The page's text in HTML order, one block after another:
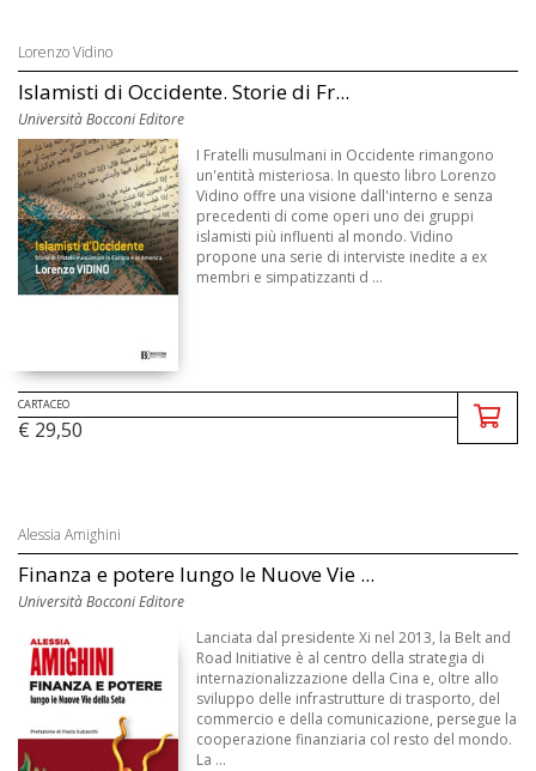
Lorenzo Vidino
Islamisti di Occidente. Storie di Fr...
Università Bocconi Editore
I Fratelli musulmani in Occidente rimangono
un'entità misteriosa. In questo libro Lorenzo
Vidino offre una visione dall'interno e senza
precedenti di come operi uno dei gruppi
islamisti più influenti al mondo. Vidino
propone una serie di interviste inedite a ex
membri e simpatizzanti d ...
CARTACEO
€ 29,50
Alessia Amighini
Finanza e potere lungo le Nuove Vie ...
Università Bocconi Editore
Lanciata dal presidente Xi nel 2013, la Belt and
Road Initiative è al centro della strategia di
internazionalizzazione della Cina e, oltre allo
sviluppo delle infrastrutture di trasporto, del
commercio e della comunicazione, persegue la
cooperazione finanziaria col resto del mondo.
La ...